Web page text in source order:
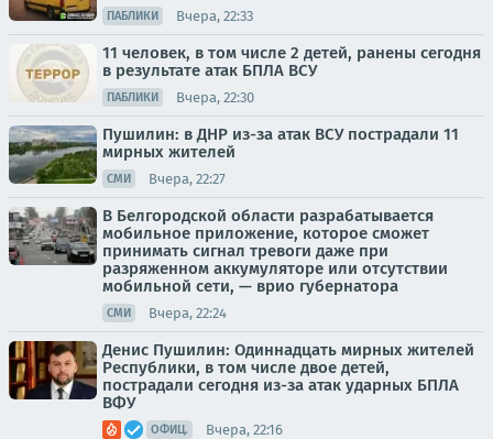
ПАБЛИКИ Вчера, 22:33
11 человек, в том числе 2 детей, ранены сегодня
в результате атак БПЛА ВСУ
ПАБЛИКИ Вчера, 22:30
Пушилин: в ДНР из-за атак ВСУ пострадали 11
мирных жителей
СМИ Вчера, 22:27
В Белгородской области разрабатывается
мобильное приложение, которое сможет
принимать сигнал тревоги даже при
разряженном аккумуляторе или отсутствии
мобильной сети, — врио губернатора
СМИ Вчера, 22:24
Денис Пушилин: Одиннадцать мирных жителей
Республики, в том числе двое детей,
пострадали сегодня из-за атак ударных БПЛА
ВФУ
ОФИЦ. Вчера, 22:16